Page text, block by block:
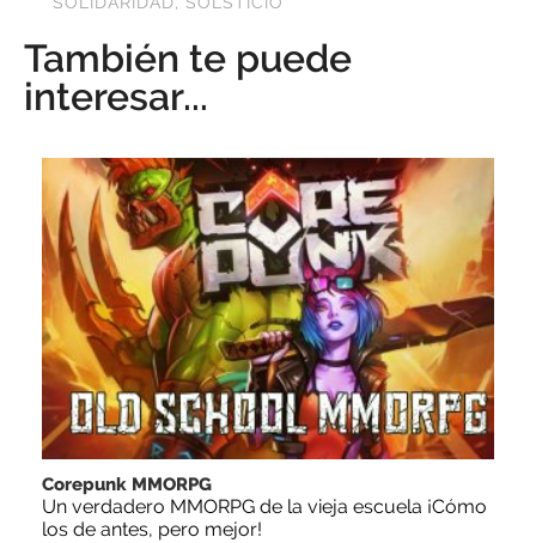
También te puede
interesar...
Corepunk MMORPG
Un verdadero MMORPG de la vieja escuela ¡Cómo
los de antes, pero mejor!